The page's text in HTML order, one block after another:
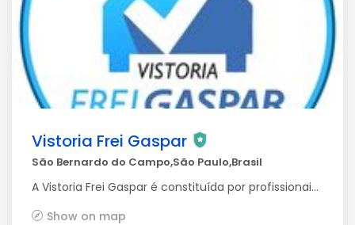
Vistoria Frei Gaspar
São Bernardo do Campo,São Paulo,Brasil
A Vistoria Frei Gaspar é constituída por profissionais com experiência no segmento automotivo, em especial, no segmento de laudos e vistorias de veículos automotores. Acreditamos que não há autonomia e motivação em uma empresa, sem relações de confiança. E é exatamente isso que buscamos estabelecer sempre com a nossa equipe e nossos clientes.
Show on map